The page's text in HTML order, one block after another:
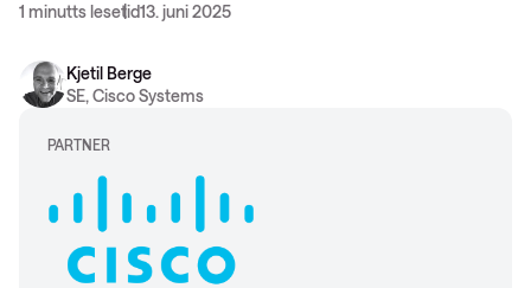
1 minutts lesetid13. juni 2025
Kjetil Berge
SE, Cisco Systems
PARTNER